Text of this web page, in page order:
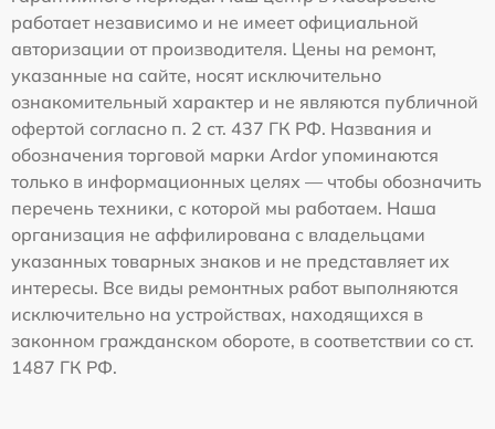
работает независимо и не имеет официальной
авторизации от производителя. Цены на ремонт,
указанные на сайте, носят исключительно
ознакомительный характер и не являются публичной
офертой согласно п. 2 ст. 437 ГК РФ. Названия и
обозначения торговой марки Ardor упоминаются
только в информационных целях — чтобы обозначить
перечень техники, с которой мы работаем. Наша
организация не аффилирована с владельцами
указанных товарных знаков и не представляет их
интересы. Все виды ремонтных работ выполняются
исключительно на устройствах, находящихся в
законном гражданском обороте, в соответствии со ст.
1487 ГК РФ.